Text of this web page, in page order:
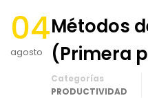
04
agosto
Métodos
(Primera
Categorías
PRODUCTIVIDAD